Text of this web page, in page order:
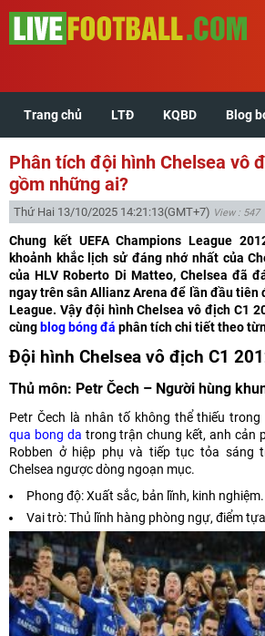
Trang chủ LTĐ KQBD Blog
Phân tích đội hình Chelsea vô
gồm những ai?
Thứ Hai 13/10/2025 14:21:13(GMT+7) View : 547
Chung kết UEFA Champions League
khoảnh khắc lịch sử đáng nhớ nhất của
của HLV Roberto Di Matteo, Chelsea đã
ngay trên sân Allianz Arena để lần đầu tiên
League. Vậy đội hình Chelsea vô địch C1
cùng blog bóng đá phân tích chi tiết theo
Đội hình Chelsea vô địch C1
Thủ môn: Petr Čech – Người hùng
Petr Čech là nhân tố không thể thiếu
qua bong da trong trận chung kết, anh cản
Robben ở hiệp phụ và tiếp tục tỏa sáng
Chelsea ngược dòng ngoạn mục.
Phong độ: Xuất sắc, bản lĩnh, kinh nghiệm.
Vai trò: Thủ lĩnh hàng phòng ngự, điểm
Trang chủ
LTĐ
KQBD
Blog bóng đá
Lịch sử đối đầu
Xem tuổi hợp